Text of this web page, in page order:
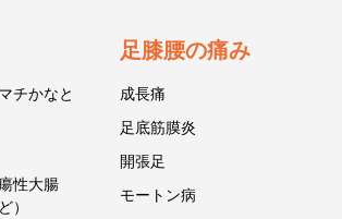
チかなと
性大腸
）
足膝腰の痛み
成長痛
足底筋膜炎
開張足
モートン病